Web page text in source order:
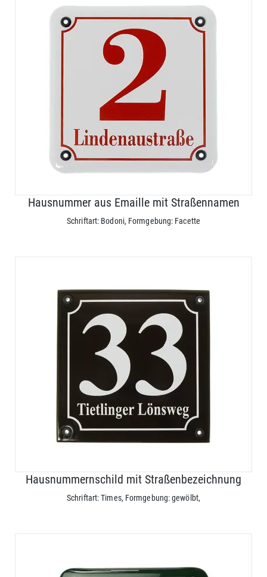
Hausnummer aus Emaille mit Straßennamen
Schriftart: Bodoni, Formgebung: Facette
Hausnummernschild mit Straßenbezeichnung
Schriftart: Times, Formgebung: gewölbt,